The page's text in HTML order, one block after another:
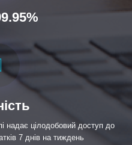
надає цілодобовий доступ до
7 днів на тиждень